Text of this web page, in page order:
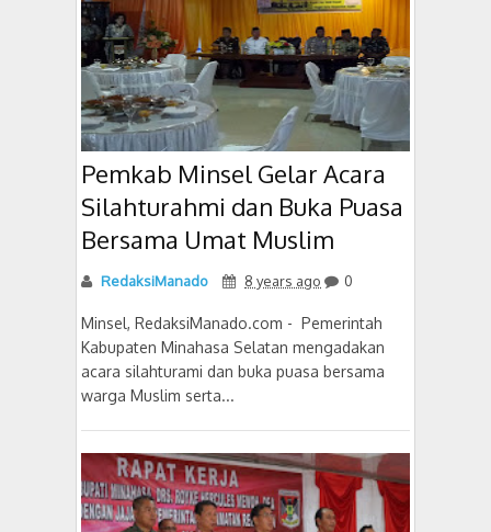
Pemkab Minsel Gelar Acara
Silahturahmi dan Buka Puasa
Bersama Umat Muslim
RedaksiManado 8 years ago 0
Minsel, RedaksiManado.com - Pemerintah
Kabupaten Minahasa Selatan mengadakan
acara silahturami dan buka puasa bersama
warga Muslim serta...